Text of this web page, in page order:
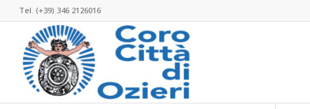
Tel. (+39) 346 2126016